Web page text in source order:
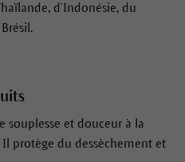
d’Indonésie, du
souplesse et douceur à la
protège du dessèchement et